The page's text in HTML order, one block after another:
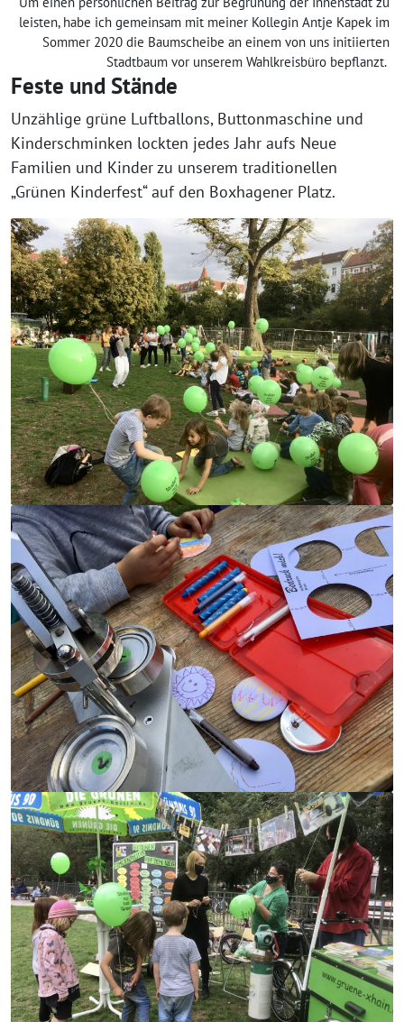
leisten, habe ich gemeinsam mit meiner Kollegin Antje Kapek im
Sommer 2020 die Baumscheibe an einem von uns initiierten
Stadtbaum vor unserem Wahlkreisbüro bepflanzt.
Feste und Stände
Unzählige grüne Luftballons, Buttonmaschine und
Kinderschminken lockten jedes Jahr aufs Neue
Familien und Kinder zu unserem traditionellen
„Grünen Kinderfest“ auf den Boxhagener Platz.